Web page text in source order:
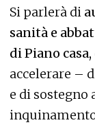
Si parlerà di
sanità e
di Piano casa,
accelerare –
e di sostegno